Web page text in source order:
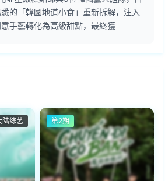
的「韓國地道小食」重新拆解，注入
手藝轉化為高級甜點，最終獲
陆综艺 第2期